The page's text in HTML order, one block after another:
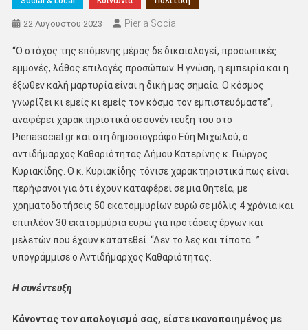
22 Αυγούστου 2023 Pieria Social
“Ο στόχος της επόμενης μέρας δε δικαιολογεί, προσωπικές
εμμονές, λάθος επιλογές προσώπων. Η γνώση, η εμπειρία και η
έξωθεν καλή μαρτυρία είναι η δική μας σημαία. Ο κόσμος
γνωρίζει κι εμείς κι εμείς τον κόσμο τον εμπιστευόμαστε”,
αναφέρει χαρακτηριστικά σε συνέντευξη του στο
Pieriasocial.gr και στη δημοσιογράφο Εύη Μιχωλού, ο
αντιδήμαρχος Καθαριότητας Δήμου Κατερίνης κ. Γιώργος
Κυριακίδης. Ο κ. Κυριακίδης τόνισε χαρακτηριστικά πως είναι
περήφανοι για ότι έχουν καταφέρει σε μια θητεία, με
χρηματοδοτήσεις 50 εκατομμυρίων ευρώ σε μόλις 4 χρόνια και
επιπλέον 30 εκατομμύρια ευρώ για προτάσεις έργων και
μελετών που έχουν κατατεθεί. “Δεν το λες και τίποτα…”
υπογράμμισε ο Αντιδήμαρχος Καθαριότητας.
Η συνέντευξη
Κάνοντας τον απολογισμό σας, είστε ικανοποιημένος με